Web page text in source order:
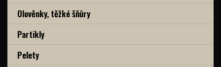
Olověnky, těžké šňůry
Partikly
Pelety